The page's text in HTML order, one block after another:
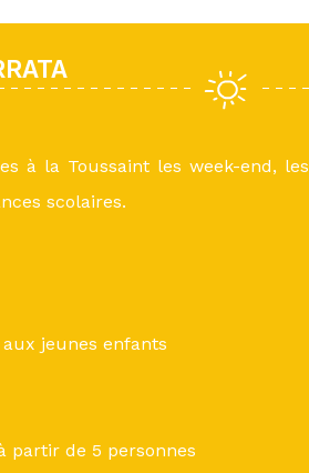
à la Toussaint les week-end, les
scolaires.
jeunes enfants
partir de 5 personnes